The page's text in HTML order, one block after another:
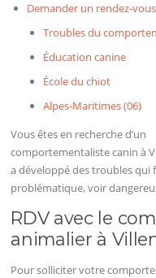
Demander un rendez-vous
Troubles du
Éducation canine
École du chiot
Alpes-Maritimes (06)
Vous êtes en recherche d’un
comportementaliste canin à
a développé des troubles qui
problématique, voir
RDV avec le
animalier à
Pour solliciter votre